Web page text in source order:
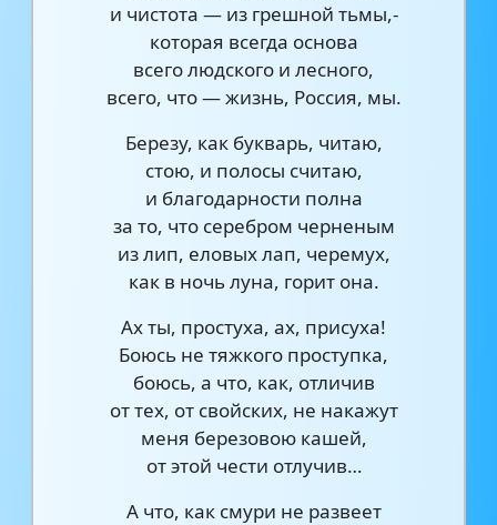
и чистота — из грешной тьмы,-
которая всегда основа
всего людского и лесного,
всего, что — жизнь, Россия, мы.
Березу, как букварь, читаю,
стою, и полосы считаю,
и благодарности полна
за то, что серебром черненым
из лип, еловых лап, черемух,
как в ночь луна, горит она.
Ах ты, простуха, ах, присуха!
Боюсь не тяжкого проступка,
боюсь, а что, как, отличив
от тех, от свойских, не накажут
меня березовою кашей,
от этой чести отлучив…
А что, как смури не развеет